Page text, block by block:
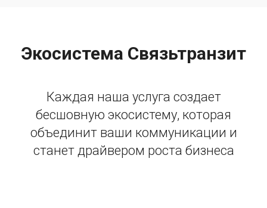
Экосистема Связьтранзит
Каждая наша услуга создает
бесшовную экосистему, которая
объединит ваши коммуникации и
станет драйвером роста бизнеса